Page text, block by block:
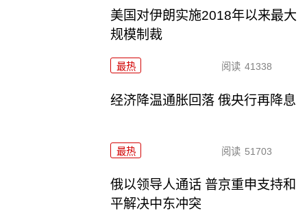
美国对伊朗实施2018年以来最大
规模制裁
最热 阅读 41338
经济降温通胀回落 俄央行再降息
最热 阅读 51703
俄以领导人通话 普京重申支持和
平解决中东冲突